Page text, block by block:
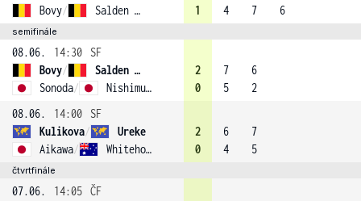
Bovy/ Salden (2)
1
4
7
6
semifinále
08.06. 14:30
SF
Bovy/
Salden (2)
Sonoda/ Nishimura
2
0
7
5
6
2
08.06.
14:00
SF
Kulikova/
Ureke
Aikawa/ Whitehouse
2
0
6
4
7
5
čtvrtfinále
07.06. 14:05 ČF